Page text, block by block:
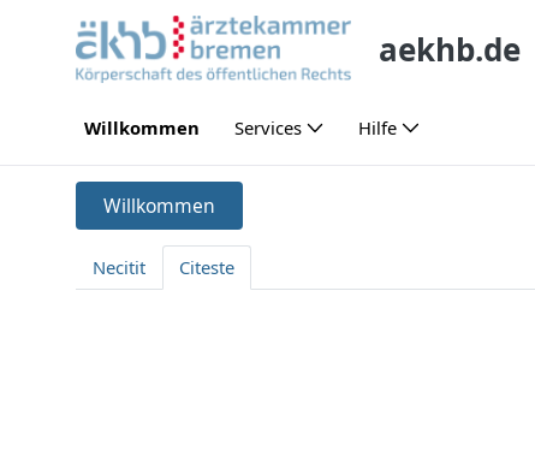
Skip to Main Content
aekhb.de
Willkommen Services Hilfe
Willkommen
Willkommen
Necitit Citeste